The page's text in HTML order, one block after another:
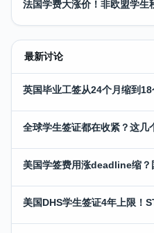
法国学费大涨价！非欧盟学生
最新讨论
英国毕业工签从24个月缩到
全球学生签证都在收紧？这几
美国学签费用涨deadline缩？
美国DHS学生签证4年上限！